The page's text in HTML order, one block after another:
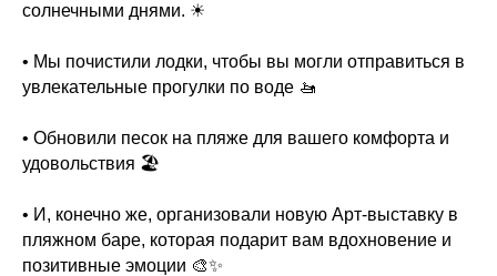
солнечными днями. ☀
• Мы почистили лодки, чтобы вы могли отправиться в
увлекательные прогулки по воде 🚤
• Обновили песок на пляже для вашего комфорта и
удовольствия 🏖
• И, конечно же, организовали новую Арт-выставку в
пляжном баре, которая подарит вам вдохновение и
позитивные эмоции 🎨✨